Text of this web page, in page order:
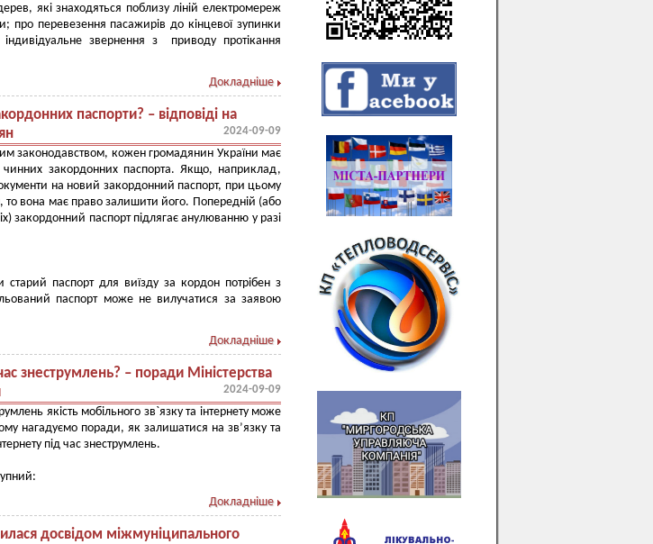
які знаходяться поблизу ліній електромереж
про перевезення пасажирів до кінцевої зупинки
звернення з приводу протікання
Докладніше
паспорти? – відповіді на
2024-09-09
законодавством, кожен громадянин України має
закордонних паспорта. Якщо, наприклад,
на новий закордонний паспорт, при цьому
то вона має право залишити його. Попередній (або
закордонний паспорт підлягає анулюванню у разі
паспорт для виїзду за кордон потрібен з
паспорт може не вилучатися за заявою
Докладніше
знеструмлень? – поради Міністерства
2024-09-09
якість мобільного зв`язку та інтернету може
нагадуємо поради, як залишатися на зв’язку та
під час знеструмлень.
Докладніше
досвідом міжмуніципального